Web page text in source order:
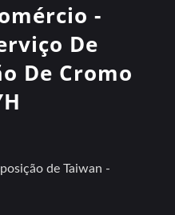
-
De
De Cromo
de Taiwan -